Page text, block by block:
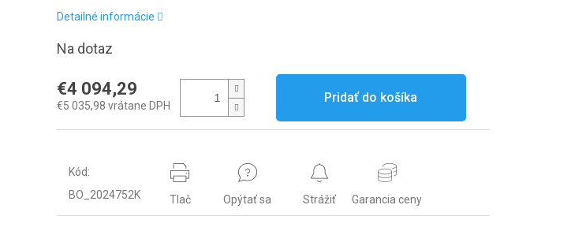
Detailné informácie
Na dotaz
€4 094,29
€5 035,98 vrátane DPH
Pridať do košíka
Kód:
BO_2024752K
Tlač Opýtať sa Strážiť Garancia ceny